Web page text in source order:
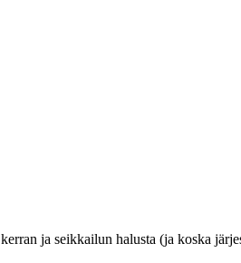
ja seikkailun halusta (ja koska